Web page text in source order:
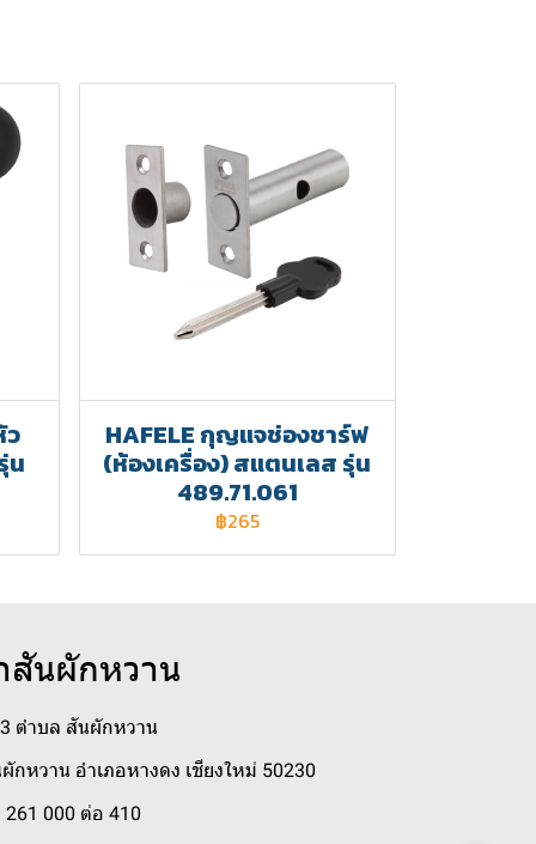
ว
น
HAFELE กุญแจช่องชาร์ฟ
(ห้องเครื่อง) สแตนเลส รุ่น
489.71.061
฿265
สันผักหวาน
ตำบล สันผักหวาน
กหวาน อำเภอหางดง เชียงใหม่ 50230
261 000 ต่อ 410